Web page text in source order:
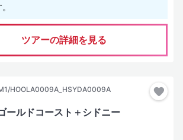
ツアーの詳細を見る
HOOLA0009A_HSYDA0009A
ールドコースト＋シドニー